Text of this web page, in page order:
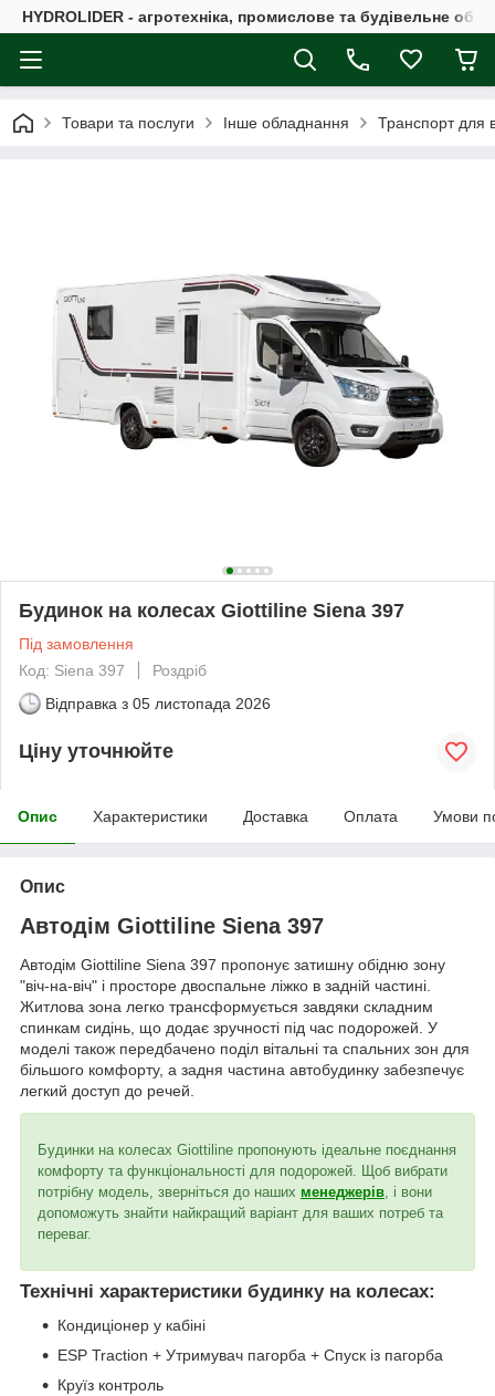
HYDROLIDER - агротехніка, промислове та будівельне
Товари та послуги Інше обладнання Транспорт для
Будинок на колесах Giottiline Siena 397
Під замовлення
Код: Siena 397
Роздріб
Відправка з 05 листопада 2026
Ціну уточнюйте
Опис Характеристики Доставка Оплата Умови
Опис
Автодім Giottiline Siena 397
Автодім Giottiline Siena 397 пропонує затишну обідню зону
"віч-на-віч" і просторе двоспальне ліжко в задній частині.
Житлова зона легко трансформується завдяки складним
спинкам сидінь, що додає зручності під час подорожей. У
моделі також передбачено поділ вітальні та спальних зон для
більшого комфорту, а задня частина автобудинку забезпечує
легкий доступ до речей.
Будинки на колесах Giottiline пропонують ідеальне поєднання
комфорту та функціональності для подорожей. Щоб вибрати
потрібну модель, зверніться до наших менеджерів, і вони
допоможуть знайти найкращий варіант для ваших потреб та
переваг.
Технічні характеристики будинку на колесах:
Кондиціонер у кабіні
ESP Traction + Утримувач пагорба + Спуск із пагорба
Круїз контроль